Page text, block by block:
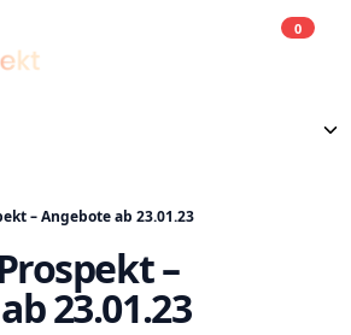
0
– Angebote ab 23.01.23
–
23.01.23